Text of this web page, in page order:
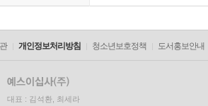
개인정보처리방침 청소년보호정책 도서홍보안내
대표 : 김석환, 최세라